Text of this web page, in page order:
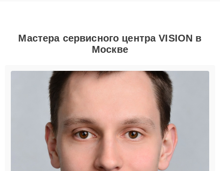
Мастера сервисного центра VISION в
Москве